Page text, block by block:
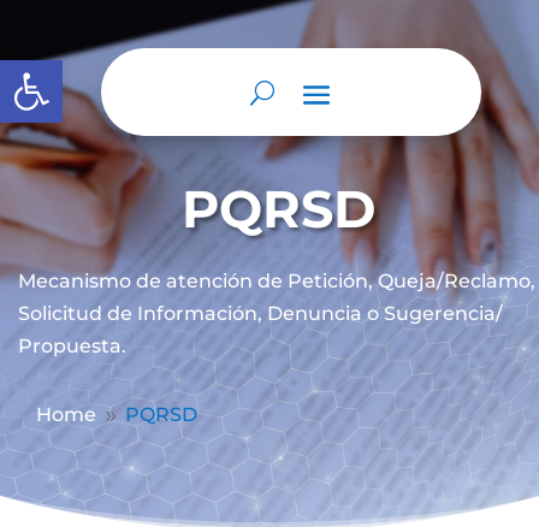
Abrir barra de herramientas
PQRSD
Mecanismo de atención de Petición, Queja/Reclamo,
Solicitud de Información, Denuncia o Sugerencia/
Propuesta.
Home 9 PQRSD